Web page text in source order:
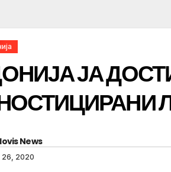
ЈА
News
26, 2020